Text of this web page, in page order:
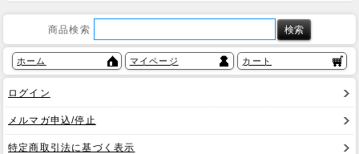
商品検索
ホーム マイページ カート
ログイン
メルマガ申込/停止
特定商取引法に基づく表示